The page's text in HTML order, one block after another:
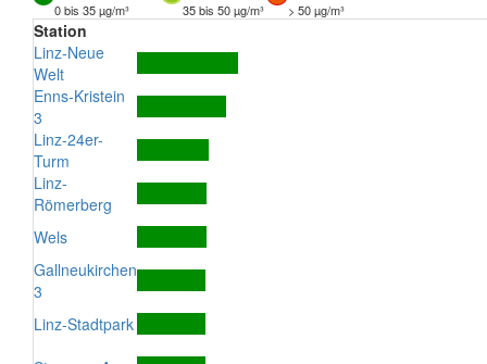
0 bis 35 µg/m³
35 bis 50 µg/m³ > 50 µg/m³
Station
Linz-Neue
Welt
Enns-Kristein
3
Linz-24er-
Turm
Linz-
Römerberg
Wels
Gallneukirchen
3
Linz-Stadtpark